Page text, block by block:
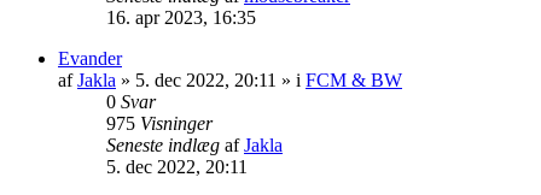
16. apr 2023, 16:35
Evander
afJakla » 5. dec 2022, 20:11 » i FCM & BW
0 Svar
975 Visninger
Seneste indlæg afJakla
5. dec 2022, 20:11